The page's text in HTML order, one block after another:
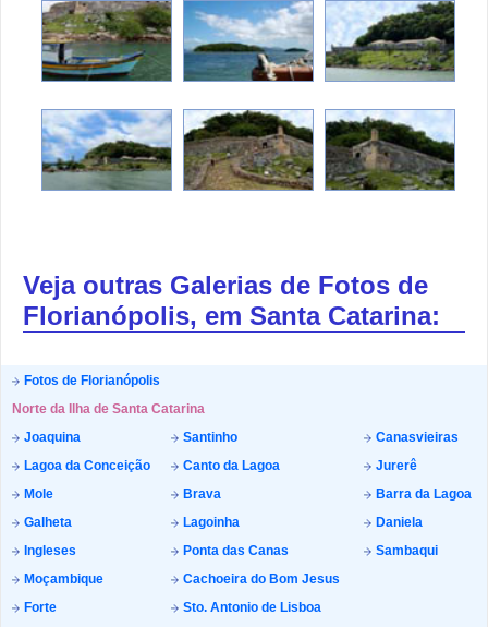
Veja outras Galerias de Fotos de
Florianópolis, em Santa Catarina:
Fotos de Florianópolis
Norte da Ilha de Santa Catarina
Joaquina
Santinho
Canasvieiras
Lagoa da Conceição
Canto da Lagoa
Jurerê
Mole
Brava
Barra da Lagoa
Galheta
Lagoinha
Daniela
Ingleses
Ponta das Canas
Sambaqui
Moçambique
Cachoeira do Bom Jesus
Forte
Sto. Antonio de Lisboa